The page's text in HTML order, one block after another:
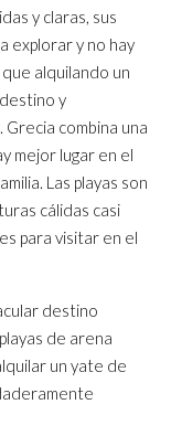
y claras, sus
explorar y no hay
alquilando un
y
combina una
mejor lugar en el
Las playas son
cálidas casi
para visitar en el
destino
de arena
un yate de